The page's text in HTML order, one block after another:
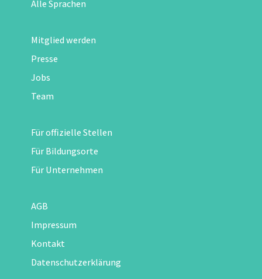
Alle Sprachen
Mitglied werden
Presse
Jobs
Team
Für offizielle Stellen
Für Bildungsorte
Für Unternehmen
AGB
Impressum
Kontakt
Datenschutzerklärung